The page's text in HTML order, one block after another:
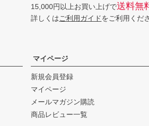
15,000円以上お買い上げで送料無
詳しくはご利用ガイドをご利用くだ
マイページ
新規会員登録
マイページ
メールマガジン購読
商品レビュー一覧